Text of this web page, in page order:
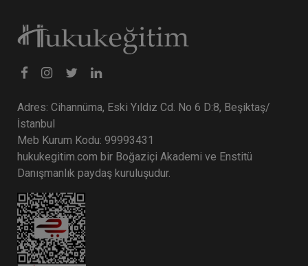
Adres: Cihannüma, Eski Yıldız Cd. No 6 D:8, Beşiktaş/
İstanbul
Meb Kurum Kodu: 99993431
hukukegitim.com bir Boğaziçi Akademi ve Enstitü
Danışmanlık paydaş kuruluşudur.